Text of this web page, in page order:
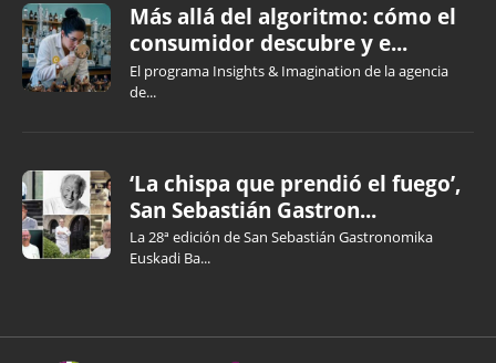
Más allá del algoritmo: cómo el
consumidor descubre y e...
El programa Insights & Imagination de la agencia
de...
‘La chispa que prendió el fuego’,
San Sebastián Gastron...
La 28ª edición de San Sebastián Gastronomika
Euskadi Ba...